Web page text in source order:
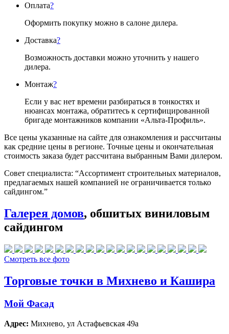
Оплата?
Оформить покупку можно в салоне дилера.
Доставка?
Возможность доставки можно уточнить у нашего
дилера.
Монтаж?
Если у вас нет времени разбираться в тонкостях и
нюансах монтажа, обратитесь к сертифицированной
бригаде монтажников компании «Альта-Профиль».
Все цены указанные на сайте для ознакомления и рассчитаны
как средние цены в регионе. Точные цены и окончательная
стоимость заказа будет рассчитана выбранным Вами дилером.
Совет специалиста: “Ассортимент строительных материалов,
предлагаемых нашей компанией не ограничивается только
сайдингом.”
Галерея домов, обшитых виниловым
сайдингом
Смотреть все фото
Торговые точки в Михнево и Кашира
Мой Фасад
Адрес: Михнево, ул Астафьевская 49а